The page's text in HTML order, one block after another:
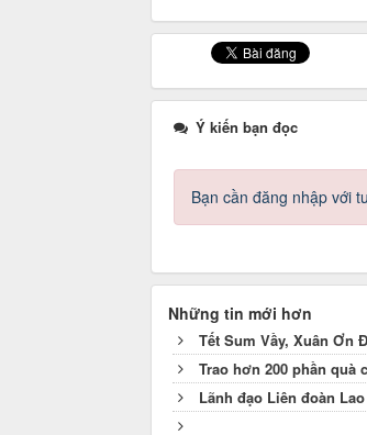
Ý kiến bạn đọc
Bạn cần đăng nhập với
Những tin mới hơn
Tết Sum Vầy, Xuân Ơn
Trao hơn 200 phần quà
Lãnh đạo Liên đoàn